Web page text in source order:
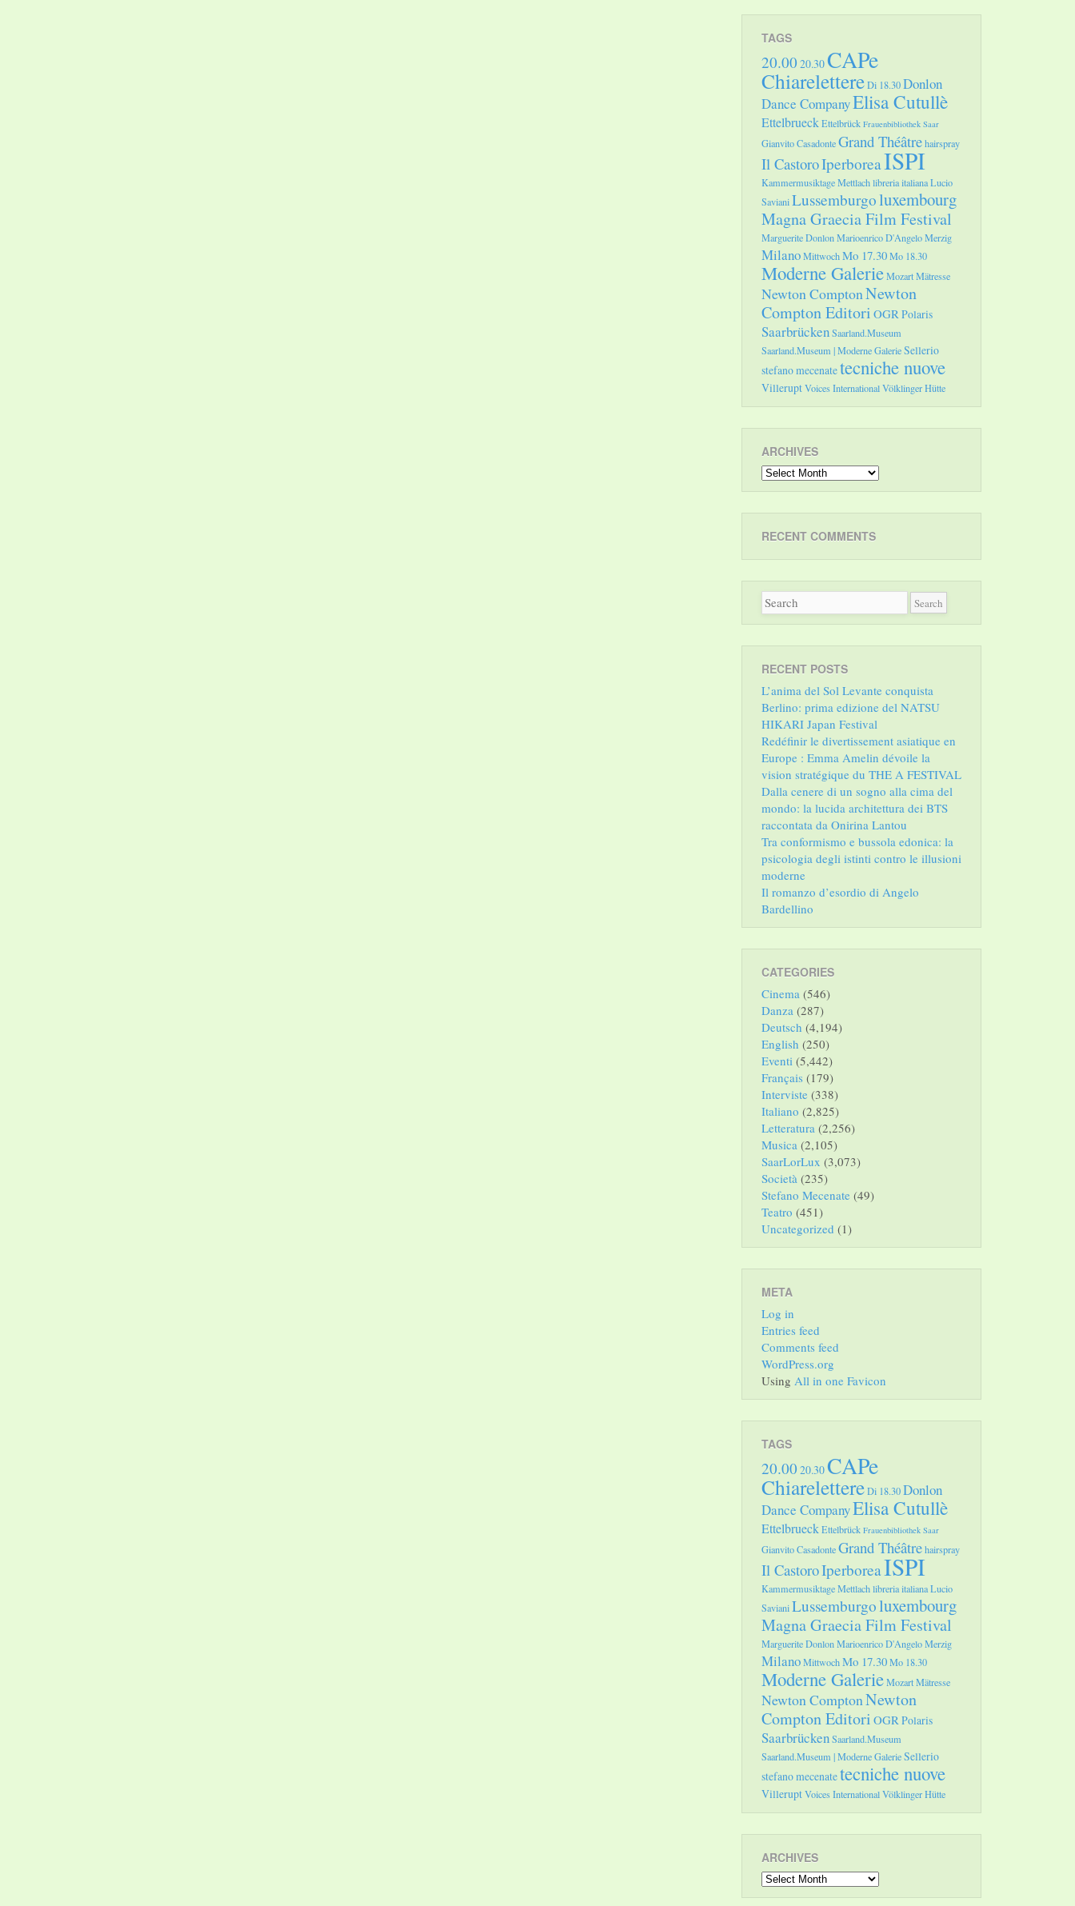
TAGS
20.00 20.30CAPe
ChiarelettereDi 18.30Donlon
Dance CompanyElisa Cutullè
EttelbrueckEttelbrück Frauenbibliothek Saar
Gianvito CasadonteGrand Théâtrehairspray
Il CastoroIperboreaISPI
Kammermusiktage Mettlachlibreria italianaLucio
SavianiLussemburgoluxembourg
Magna Graecia Film Festival
Marguerite DonlonMarioenrico D'AngeloMerzig
MilanoMittwochMo 17.30Mo 18.30
Moderne GalerieMozartMätresse
Newton ComptonNewton
Compton Editori OGRPolaris
SaarbrückenSaarland.Museum
Saarland.Museum | Moderne GalerieSellerio
stefano mecenatetecniche nuove
VilleruptVoices InternationalVölklinger Hütte
ARCHIVES
Archives
RECENT COMMENTS
RECENT POSTS
L’anima del Sol Levante conquista
Berlino: prima edizione del NATSU
HIKARI Japan Festival
Redéfinir le divertissement asiatique en
Europe : Emma Amelin dévoile la
vision stratégique du THE A FESTIVAL
Dalla cenere di un sogno alla cima del
mondo: la lucida architettura dei BTS
raccontata da Onirina Lantou
Tra conformismo e bussola edonica: la
psicologia degli istinti contro le illusioni
moderne
Il romanzo d’esordio di Angelo
Bardellino
CATEGORIES
Cinema (546)
Danza (287)
Deutsch (4,194)
English (250)
Eventi (5,442)
Français (179)
Interviste (338)
Italiano (2,825)
Letteratura (2,256)
Musica (2,105)
SaarLorLux (3,073)
Società (235)
Stefano Mecenate (49)
Teatro (451)
Uncategorized (1)
META
Log in
Entries feed
Comments feed
WordPress.org
Using All in one Favicon
TAGS
20.00 20.30CAPe
ChiarelettereDi 18.30Donlon
Dance CompanyElisa Cutullè
EttelbrueckEttelbrück Frauenbibliothek Saar
Gianvito CasadonteGrand Théâtrehairspray
Il CastoroIperboreaISPI
Kammermusiktage Mettlachlibreria italianaLucio
SavianiLussemburgoluxembourg
Magna Graecia Film Festival
Marguerite DonlonMarioenrico D'AngeloMerzig
MilanoMittwochMo 17.30Mo 18.30
Moderne GalerieMozartMätresse
Newton ComptonNewton
Compton Editori OGRPolaris
SaarbrückenSaarland.Museum
Saarland.Museum | Moderne GalerieSellerio
stefano mecenatetecniche nuove
VilleruptVoices InternationalVölklinger Hütte
ARCHIVES
Archives